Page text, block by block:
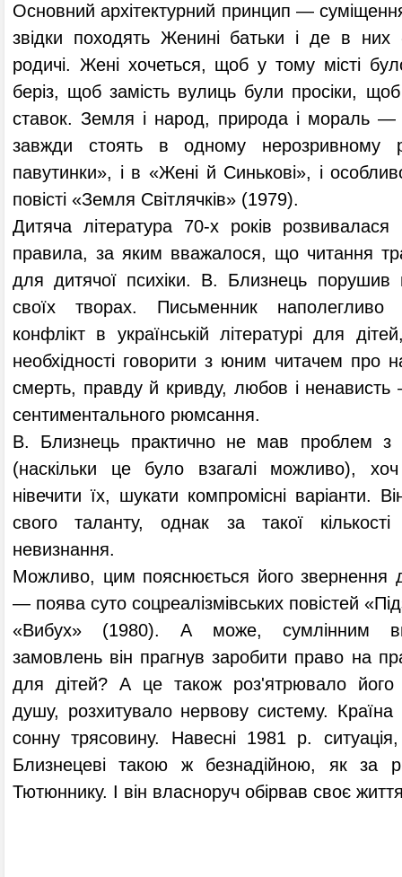
Основний архітектурний принцип —
звідки походять Женині батьки і де в
родичі. Жені хочеться, щоб у тому місті
беріз, щоб замість вулиць були просіки,
ставок. Земля і народ, природа і мораль —
завжди стоять в одному
павутинки», і в «Жені й Синькові», і
повісті «Земля Світлячків» (1979).
Дитяча література 70-х років розвивалася
правила, за яким вважалося, що читання
для дитячої психіки. В. Близнець порушив
своїх творах. Письменник наполегливо
конфлікт в українській літературі для
необхідності говорити з юним читачем про
смерть, правду й кривду, любов і
сентиментального рюмсання.
В. Близнець практично не мав проблем з
(наскільки це було взагалі можливо),
нівечити їх, шукати компромісні варіанти.
свого таланту, однак за такої
невизнання.
Можливо, цим пояснюється його звернення
— поява суто соцреалізмівських повістей
«Вибух» (1980). А може, сумлінним
замовлень він прагнув заробити право на
для дітей? А це також роз'ятрювало його
душу, розхитувало нервову систему.
сонну трясовину. Навесні 1981 р.
Близнецеві такою ж безнадійною, як за
Тютюннику. І він власноруч обірвав своє